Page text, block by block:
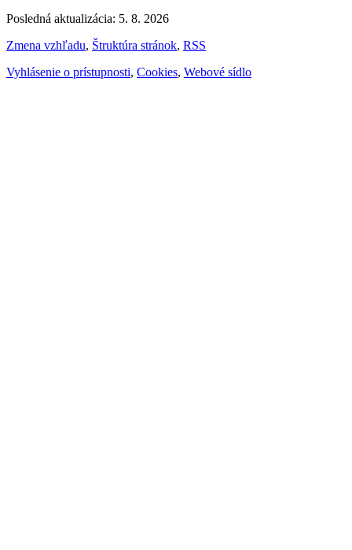
Posledná aktualizácia: 5. 8. 2026
Zmena vzhľadu, Štruktúra stránok, RSS
Vyhlásenie o prístupnosti, Cookies, Webové sídlo